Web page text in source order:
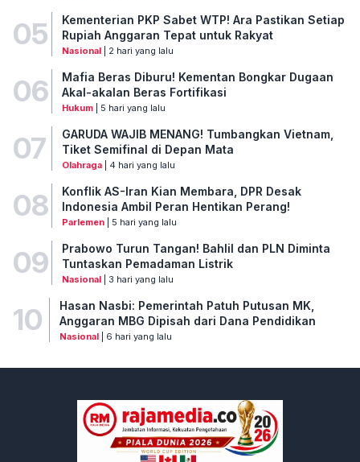
05
Kementerian PKP Sabet WTP! Ara Pastikan Setiap
Rupiah Anggaran Tepat untuk Rakyat
Nasional| 2 hari yang lalu
06
Mafia Beras Diburu! Kementan Bongkar Dugaan
Akal-akalan Beras Fortifikasi
Hukum| 5 hari yang lalu
07
GARUDA WAJIB MENANG! Tumbangkan Vietnam,
Tiket Semifinal di Depan Mata
Olahraga| 4 hari yang lalu
08
Konflik AS-Iran Kian Membara, DPR Desak
Indonesia Ambil Peran Hentikan Perang!
Parlemen| 5 hari yang lalu
09
Prabowo Turun Tangan! Bahlil dan PLN Diminta
Tuntaskan Pemadaman Listrik
Nasional| 3 hari yang lalu
10
Hasan Nasbi: Pemerintah Patuh Putusan MK,
Anggaran MBG Dipisah dari Dana Pendidikan
Nasional| 6 hari yang lalu